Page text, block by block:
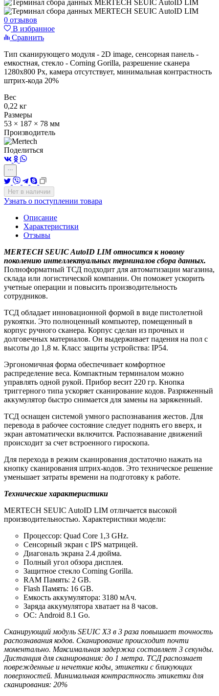
0 отзывов
В избранное
Сравнить
Тип сканирующего модуля - 2D image, сенсорная панель -
емкостная, стекло - Corning Gorilla, разрешение сканера
1280х800 Px, камера отсутствует, минимальная контрастность
штрих-кода 20%
Вес
0,22 кг
Размеры
53 × 187 × 78 мм
Производитель
Поделиться
Нет в наличии
Узнать о поступлении товара
Описание
Характеристики
Отзывы
MERTECH SEUIC AutoID LIM относится к новому
поколению интеллектуальных терминалов сбора данных.
Полноформатный ТСД подходит для автоматизации магазина,
склада или логистической компании. Он поможет ускорить
учетные операции и повысить производительность
сотрудников.
ТСД обладает инновационной формой в виде пистолетной
рукоятки. Это полноценный компьютер, помещенный в
корпус ручного сканера. Корпус сделан из прочных и
долговечных материалов. Он выдерживает падения на пол с
высоты до 1,8 м. Класс защиты устройства: IP54.
Эргономичная форма обеспечивает комфортное
распределение веса. Компактным терминалом можно
управлять одной рукой. Прибор весит 220 гр. Кнопка
триггерного типа ускоряет сканирование кодов. Разряженный
аккумулятор быстро снимается для замены на заряженный.
ТСД оснащен системой умного распознавания жестов. Для
перевода в рабочее состояние следует поднять его вверх, и
экран автоматически включится. Распознавание движений
происходит за счет встроенного гироскопа.
Для перехода в режим сканирования достаточно нажать на
кнопку сканирования штрих-кодов. Это техническое решение
уменьшает затраты времени на подготовку к работе.
Технические характеристики
MERTECH SEUIC AutoID LIM отличается высокой
производительностью. Характеристики модели:
Процессор: Quad Core 1,3 GHz.
Сенсорный экран с IPS матрицей.
Диагональ экрана 2.4 дюйма.
Полный угол обзора дисплея.
Защитное стекло Corning Gorilla.
RAM Память: 2 GB.
Flash Память: 16 GB.
Емкость аккумулятора: 3180 мАч.
Заряда аккумулятора хватает на 8 часов.
ОС: Android 8.1 Go.
Сканирующий модуль SEUIC X3 в 3 раза повышает точность
распознавания кодов. Сканирование происходит почти
моментально. Максимальная задержка составляет 3 секунды.
Дистанция для сканирования: до 1 метра. ТСД распознает
поврежденные и нечеткие коды, этикетки с бликующих
поверхностей. Минимальная контрастность этикетки для
сканирования: 20%